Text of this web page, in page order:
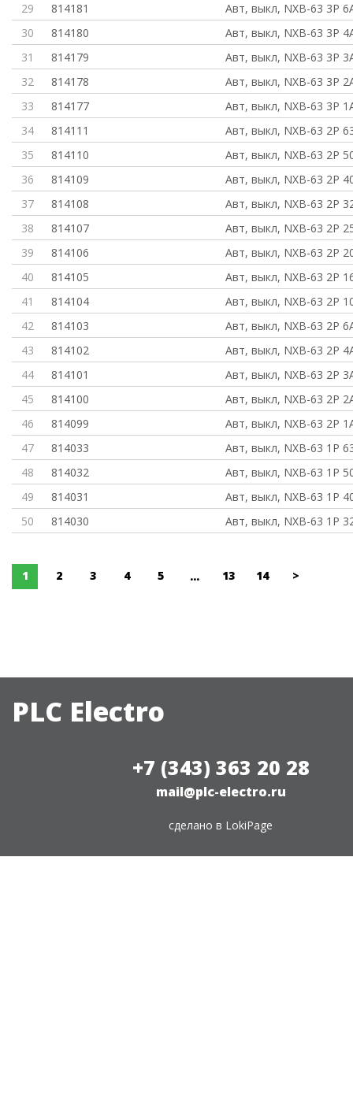
29
814181
Авт, выкл, NXB-63 3P
30
814180
Авт, выкл, NXB-63 3P
31
814179
Авт, выкл, NXB-63 3P
32
814178
Авт, выкл, NXB-63 3P
33
814177
Авт, выкл, NXB-63 3P
34
814111
Авт, выкл, NXB-63 2P
35
814110
Авт, выкл, NXB-63 2P
36
814109
Авт, выкл, NXB-63 2P
37
814108
Авт, выкл, NXB-63 2P
38
814107
Авт, выкл, NXB-63 2P
39
814106
Авт, выкл, NXB-63 2P
40
814105
Авт, выкл, NXB-63 2P
41
814104
Авт, выкл, NXB-63 2P
42
814103
Авт, выкл, NXB-63 2P
43
814102
Авт, выкл, NXB-63 2P
44
814101
Авт, выкл, NXB-63 2P
45
814100
Авт, выкл, NXB-63 2P
46
814099
Авт, выкл, NXB-63 2P
47
814033
Авт, выкл, NXB-63 1P
48
814032
Авт, выкл, NXB-63 1P
49
814031
Авт, выкл, NXB-63 1P
50
814030 Авт, выкл, NXB-63 1P
1 2 3 4 5 ... 13 14 >
PLC Electro
+7 (343) 363 20 28
mail@plc-electro.ru
сделано в LokiPage